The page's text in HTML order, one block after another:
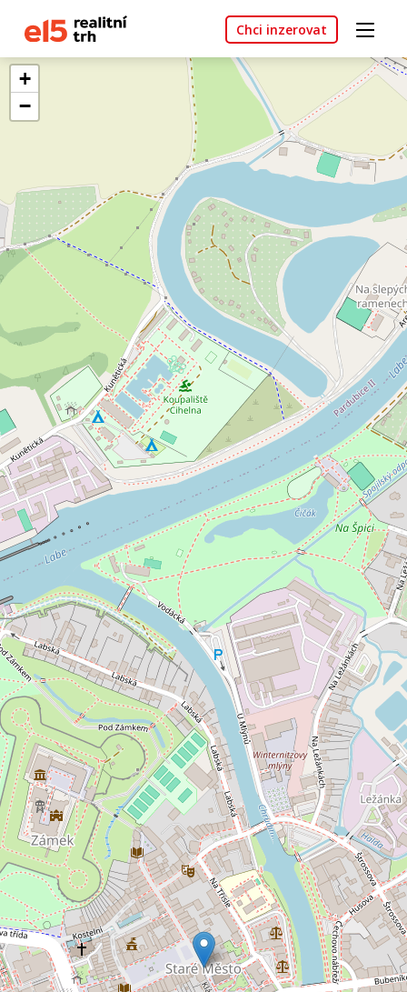
Chci inzerovat
+
−